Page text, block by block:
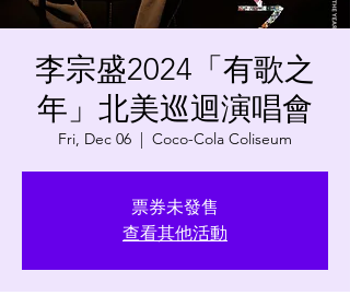
李宗盛2024「有歌之
年」北美巡迴演唱會
Fri, Dec 06
  |
Coco-Cola Coliseum
票券未發售
查看其他活動